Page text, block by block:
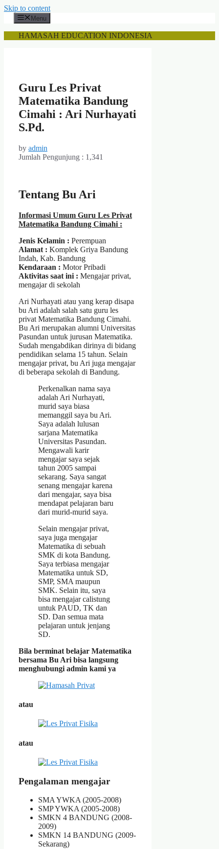
Skip to content
Menu
HAMASAH EDUCATION INDONESIA
Guru Les Privat
Matematika Bandung
Cimahi : Ari Nurhayati
S.Pd.
by admin
Jumlah Pengunjung : 1,341
Tentang Bu Ari
Informasi Umum Guru Les Privat
Matematika Bandung Cimahi :
Jenis Kelamin : Perempuan
Alamat : Komplek Griya Bandung
Indah, Kab. Bandung
Kendaraan : Motor Pribadi
Aktivitas saat ini : Mengajar privat,
mengajar di sekolah
Ari Nurhayati atau yang kerap disapa
bu Ari adalah salah satu guru les
privat Matematika Bandung Cimahi.
Bu Ari merupakan alumni Universitas
Pasundan untuk jurusan Matematika.
Sudah mengabdikan dirinya di bidang
pendidikan selama 15 tahun. Selain
mengajar privat, bu Ari juga mengajar
di beberapa sekolah di Bandung.
Perkenalkan nama saya
adalah Ari Nurhayati,
murid saya biasa
memanggil saya bu Ari.
Saya adalah lulusan
sarjana Matematika
Universitas Pasundan.
Mengawali karir
mengajar saya sejak
tahun 2005 sampai
sekarang. Saya sangat
senang mengajar karena
dari mengajar, saya bisa
mendapat pelajaran baru
dari murid-murid saya.
Selain mengajar privat,
saya juga mengajar
Matematika di sebuah
SMK di kota Bandung.
Saya terbiasa mengajar
Matematika untuk SD,
SMP, SMA maupun
SMK. Selain itu, saya
bisa mengajar calistung
untuk PAUD, TK dan
SD. Dan semua mata
pelajaran untuk jenjang
SD.
Bila berminat belajar Matematika
bersama Bu Ari bisa langsung
menghubungi admin kami ya
atau
atau
Pengalaman mengajar
SMA YWKA (2005-2008)
SMP YWKA (2005-2008)
SMKN 4 BANDUNG (2008-
2009)
SMKN 14 BANDUNG (2009-
Sekarang)